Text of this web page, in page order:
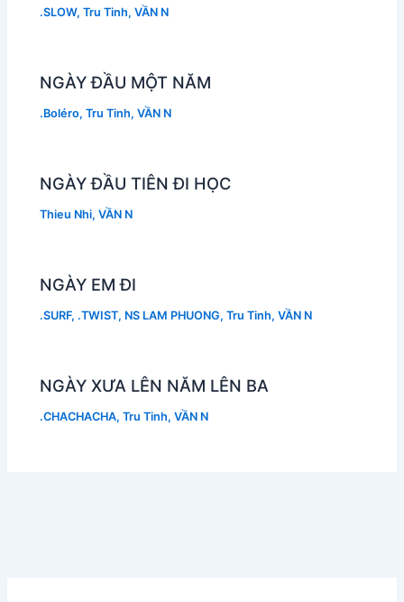
.SLOW,Tru Tinh,VẦN N
NGÀY ĐẦU MỘT NĂM
.Boléro,Tru Tinh,VẦN N
NGÀY ĐẦU TIÊN ĐI HỌC
Thieu Nhi,VẦN N
NGÀY EM ĐI
.SURF, .TWIST, NS LAM PHUONG,Tru Tinh,VẦN N
NGÀY XƯA LÊN NĂM LÊN BA
.CHACHACHA,Tru Tinh,VẦN N